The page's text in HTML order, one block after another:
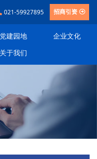
021-59927895 招商引资
党建园地
企业文化
关于我们